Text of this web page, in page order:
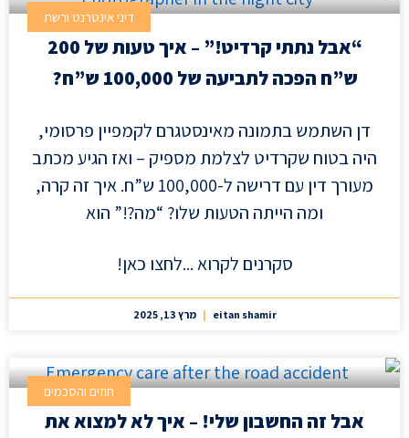
דיני אינטרנט ורשת
“אבל נתתי קרדיט!” – איך טעות של 200
ש”ח הפכה לתביעה של 100,000 ש”ח?
דן השתמש בתמונה מאינסטגרם לקמפיין פרסומי,
היה בטוח שקרדיט לצלמת מספיק – ואז הגיע מכתב
מעורך דין עם דרישה ל-100,000 ש”ח. איך זה קרה,
ומה הייתה הטעות שלו? “מה?!” הוא
סקרנים לקרוא ...לחצו כאן!
eitan shamir מרץ 13, 2025
חוזים והסכמים
אבל זה החשבון שלי! – איך לא למצוא את